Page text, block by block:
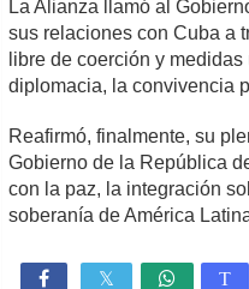
La Alianza llamó al
sus relaciones con Cuba a
libre de coerción y
diplomacia, la convivencia
Reafirmó, finalmente, su
Gobierno de la República
con la paz, la integración
soberanía de América
 T